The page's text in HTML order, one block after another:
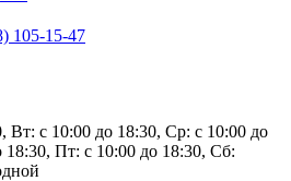
105-15-47
Вт: с 10:00 до 18:30, Ср: с 10:00 до
18:30, Пт: с 10:00 до 18:30, Сб: